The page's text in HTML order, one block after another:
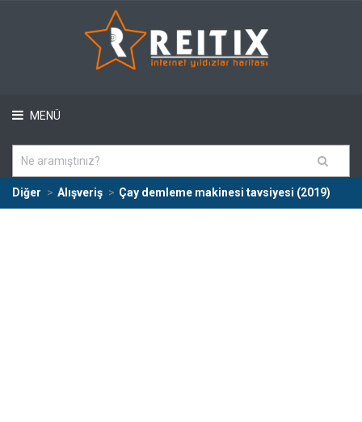
MENÜ
Diğer Alışveriş Çay demleme makinesi tavsiyesi (2019)